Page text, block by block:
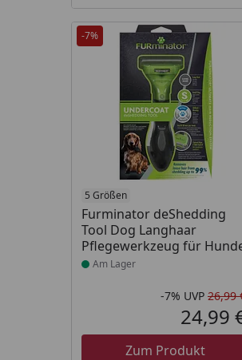
-7%
5 Größen
Furminator deShedding
Tool Dog Langhaar
Pflegewerkzeug für
Produkt am Lager
Am Lager
-7% UVP 26,99
24,99
Zum Produkt